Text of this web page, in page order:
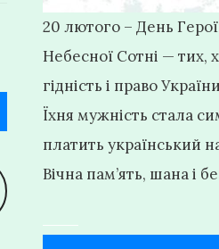
20 лютого – День
Небесної Сотні — тих,
гідність і право
Їхня мужність стала
платить український
Вічна пам’ять, шана і